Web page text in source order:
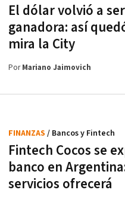
El dólar volvió a
ganadora: así
mira la City
PorMariano Jaimovich
Fintech Cocos se
banco en
servicios ofrecerá
FINANZAS / Bancos y Fintech